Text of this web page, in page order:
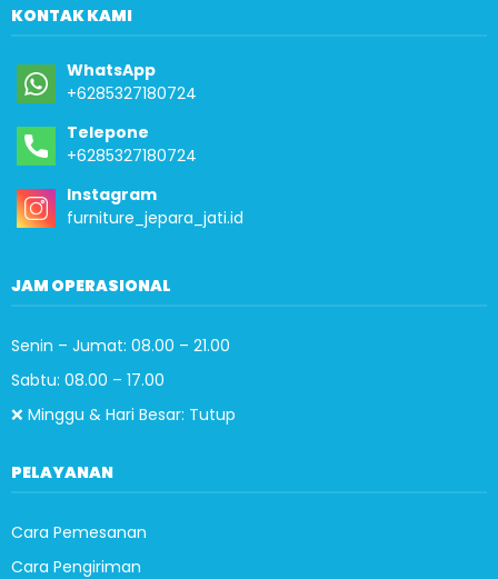
KONTAK KAMI
WhatsApp
+6285327180724
Telepone
+6285327180724
Instagram
furniture_jepara_jati.id
JAM OPERASIONAL
Senin – Jumat: 08.00 – 21.00
Sabtu: 08.00 – 17.00
❌ Minggu & Hari Besar: Tutup
PELAYANAN
Cara Pemesanan
Cara Pengiriman